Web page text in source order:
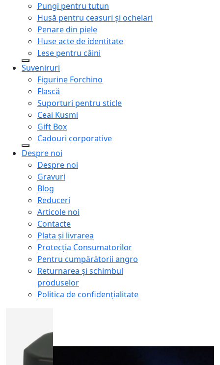
Pungi pentru tutun
Husă pentru ceasuri și ochelari
Penare din piele
Huse acte de identitate
Lese pentru câini
Suveniruri
Figurine Forchino
Flască
Suporturi pentru sticle
Ceai Kusmi
Gift Box
Cadouri corporative
Despre noi
Despre noi
Gravuri
Blog
Reduceri
Articole noi
Contacte
Plata și livrarea
Protecţia Consumatorilor
Pentru cumpărătorii angro
Returnarea și schimbul
produselor
Politica de confidențialitate